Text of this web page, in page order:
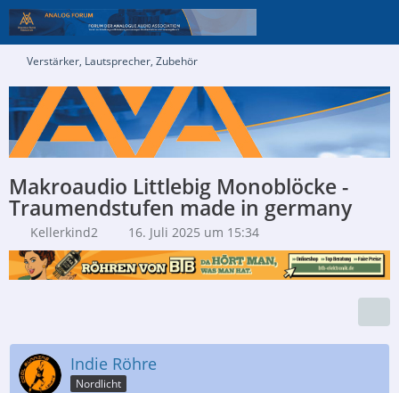
Verstärker, Lautsprecher, Zubehör
Makroaudio Littlebig Monoblöcke -
Traumendstufen made in germany
Kellerkind2 16. Juli 2025 um 15:34
Indie Röhre
Nordlicht